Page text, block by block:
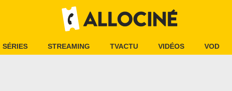
SÉRIES STREAMING TVACTU VIDÉOS VOD